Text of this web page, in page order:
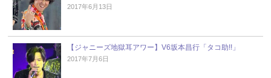
2017年6月13日
【ジャニーズ地獄耳アワー】V6坂本昌行「タコ助!!」
2017年7月6日